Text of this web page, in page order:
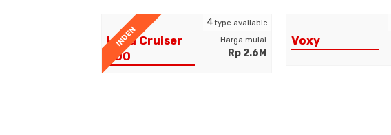
Land Cruiser
300
Harga mulai
Rp 2.6M
INDEN
4type available
Voxy